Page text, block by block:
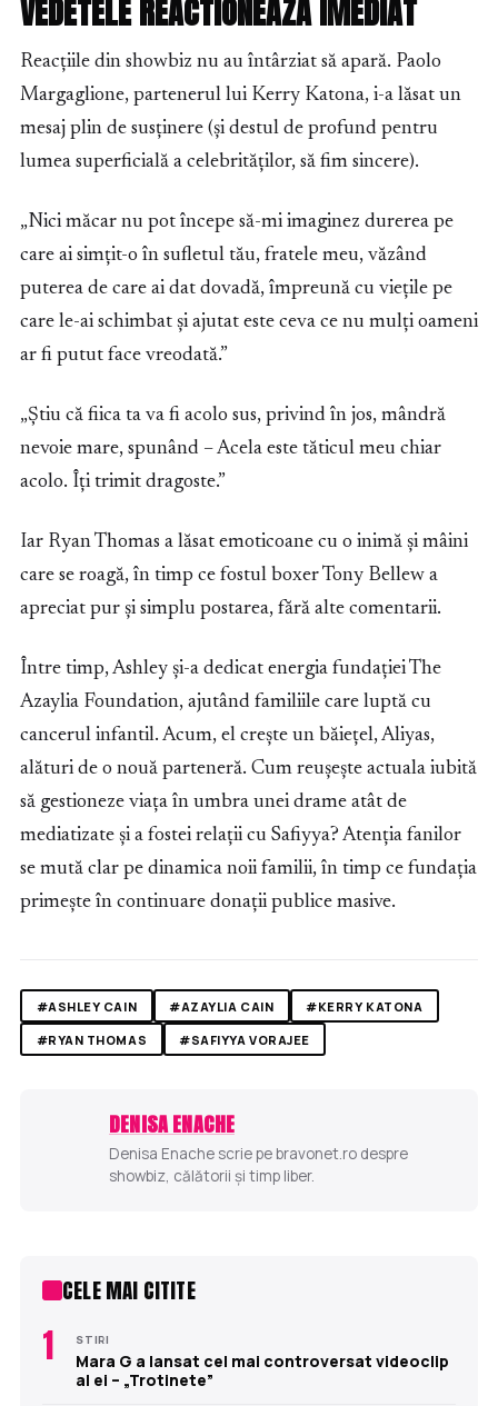
VEDETELE REACTIONEAZA IMEDIAT
Reacțiile din showbiz nu au întârziat să apară. Paolo
Margaglione, partenerul lui Kerry Katona, i-a lăsat un
mesaj plin de susținere (și destul de profund pentru
lumea superficială a celebrităților, să fim sincere).
„Nici măcar nu pot începe să-mi imaginez durerea pe
care ai simțit-o în sufletul tău, fratele meu, văzând
puterea de care ai dat dovadă, împreună cu viețile pe
care le-ai schimbat și ajutat este ceva ce nu mulți oameni
ar fi putut face vreodată.”
„Știu că fiica ta va fi acolo sus, privind în jos, mândră
nevoie mare, spunând – Acela este tăticul meu chiar
acolo. Îți trimit dragoste.”
Iar Ryan Thomas a lăsat emoticoane cu o inimă și mâini
care se roagă, în timp ce fostul boxer Tony Bellew a
apreciat pur și simplu postarea, fără alte comentarii.
Între timp, Ashley și-a dedicat energia fundației The
Azaylia Foundation, ajutând familiile care luptă cu
cancerul infantil. Acum, el crește un băiețel, Aliyas,
alături de o nouă parteneră. Cum reușește actuala iubită
să gestioneze viața în umbra unei drame atât de
mediatizate și a fostei relații cu Safiyya? Atenția fanilor
se mută clar pe dinamica noii familii, în timp ce fundația
primește în continuare donații publice masive.
#ASHLEY CAIN #AZAYLIA CAIN
#KERRY KATONA
#RYAN THOMAS
#SAFIYYA VORAJEE
DENISA ENACHE
Denisa Enache scrie pe bravonet.ro despre
showbiz, călătorii și timp liber.
CELE MAI CITITE
1 STIRI
Mara G a lansat cel mai controversat videoclip
al ei – „Trotinete”